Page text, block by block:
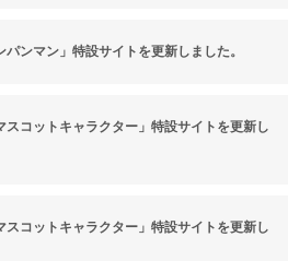
パンマン」特設サイトを更新しました。
スコットキャラクター」特設サイトを更新し
スコットキャラクター」特設サイトを更新し